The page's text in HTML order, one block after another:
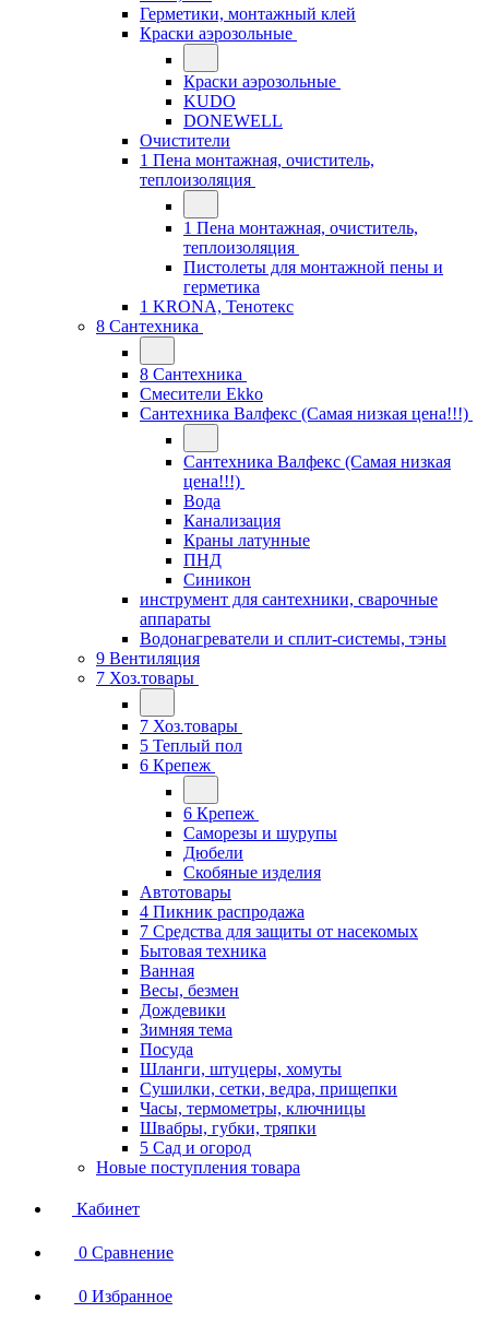
Герметики, монтажный клей
Краски аэрозольные
Краски аэрозольные
KUDO
DONEWELL
Очистители
1 Пена монтажная, очиститель,
теплоизоляция
1 Пена монтажная, очиститель,
теплоизоляция
Пистолеты для монтажной пены и
герметика
1 KRONA, Тенотекс
8 Сантехника
8 Сантехника
Смесители Ekko
Сантехника Валфекс (Самая низкая цена!!!)
Сантехника Валфекс (Самая низкая
цена!!!)
Вода
Канализация
Краны латунные
ПНД
Синикон
инструмент для сантехники, сварочные
аппараты
Водонагреватели и сплит-системы, тэны
9 Вентиляция
7 Хоз.товары
7 Хоз.товары
5 Теплый пол
6 Крепеж
6 Крепеж
Саморезы и шурупы
Дюбели
Скобяные изделия
Автотовары
4 Пикник распродажа
7 Средства для защиты от насекомых
Бытовая техника
Ванная
Весы, безмен
Дождевики
Зимняя тема
Посуда
Шланги, штуцеры, хомуты
Сушилки, сетки, ведра, прищепки
Часы, термометры, ключницы
Швабры, губки, тряпки
5 Сад и огород
Новые поступления товара
Кабинет
0 Сравнение
0 Избранное